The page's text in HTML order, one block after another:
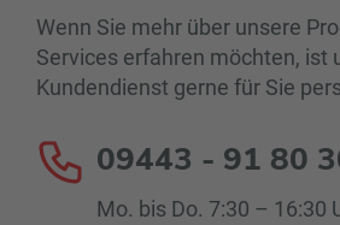
Wenn Sie mehr über unsere
Services erfahren möchten, ist
Kundendienst gerne für Sie
09443 - 91 80
Mo. bis Do. 7:30 – 16:30